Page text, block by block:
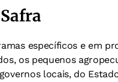
específicos e em
os pequenos
locais, do